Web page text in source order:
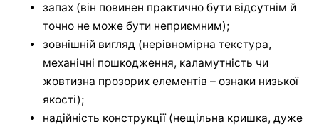
запах (він повинен практично бути відсутнім й
точно не може бути неприємним);
зовнішній вигляд (нерівномірна текстура,
механічні пошкодження, каламутність чи
жовтизна прозорих елементів – ознаки низької
якості);
надійність конструкції (нещільна кришка, дуже